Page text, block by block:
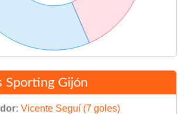
Sporting Gijón
Vicente Seguí (7 goles)